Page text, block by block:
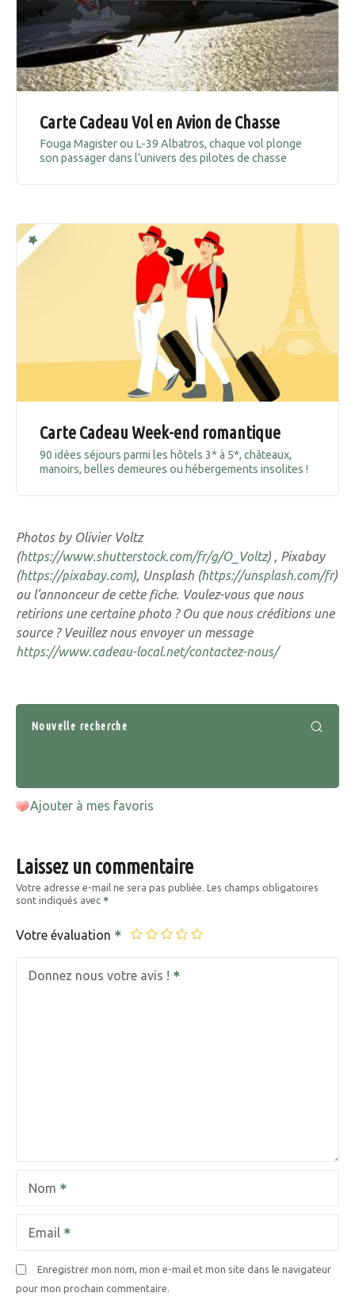
Carte Cadeau Vol en Avion de Chasse
Fouga Magister ou L-39 Albatros, chaque vol plonge
son passager dans l’univers des pilotes de chasse
Carte Cadeau Week-end romantique
90 idées séjours parmi les hôtels 3* à 5*, châteaux,
manoirs, belles demeures ou hébergements insolites !
Photos by Olivier Voltz
(https://www.shutterstock.com/fr/g/O_Voltz) , Pixabay
(https://pixabay.com), Unsplash (https://unsplash.com/fr)
ou l’annonceur de cette fiche. Voulez-vous que nous
retirions une certaine photo ? Ou que nous créditions une
source ? Veuillez nous envoyer un message
https://www.cadeau-local.net/contactez-nous/
Nouvelle recherche
Ajouter à mes favoris
Laissez un commentaire
Votre adresse e-mail ne sera pas publiée. Les champs obligatoires
sont indiqués avec
Votre évaluation
Donnez nous votre avis !
Nom
Email
Enregistrer mon nom, mon e-mail et mon site dans le navigateur
pour mon prochain commentaire.